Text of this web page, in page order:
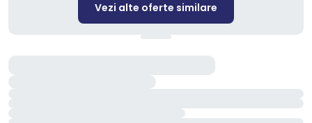
Vezi alte oferte similare